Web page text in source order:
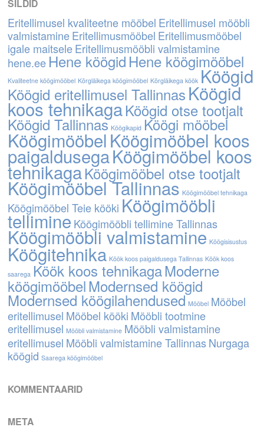
SILDID
Eritellimusel kvaliteetne mööbel Eritellimusel mööbli
valmistamineEritellimusmööbel Eritellimusmööbel
igale maitseleEritellimusmööbli valmistamine
hene.ee Hene köögid Hene köögimööbel
Kvaliteetne köögimööbel Kõrgläikega köögimööbel Kõrgläikega köök Köögid
Köögid eritellimusel Tallinnas Köögid
koos tehnikagaKöögid otse tootjalt
Köögid Tallinnas Köögikapid Köögi mööbel
KöögimööbelKöögimööbel koos
paigaldusegaKöögimööbel koos
tehnikagaKöögimööbel otse tootjalt
Köögimööbel Tallinnas Köögimööbel tehnikaga
Köögimööbel Teie kööki Köögimööbli
tellimine Köögimööbli tellimine Tallinnas
Köögimööbli valmistamine Köögisisustus
Köögitehnika Köök koos paigaldusega Tallinnas Köök koos
saarega Köök koos tehnikagaModerne
köögimööbelModernsed köögid
Modernsed köögilahendused Mööbel Mööbel
eritellimusel Mööbel kööki Mööbli tootmine
eritellimusel Mööbli valmistamine Mööbli valmistamine
eritellimusel Mööbli valmistamine TallinnasNurgaga
köögid Saarega köögimööbel
KOMMENTAARID
META